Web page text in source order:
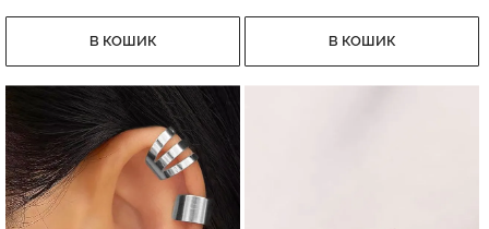
В КОШИК В КОШИК